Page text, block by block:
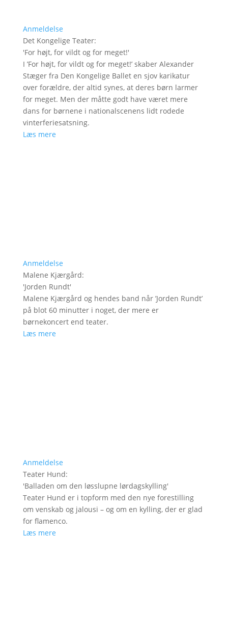
Anmeldelse
Det Kongelige Teater:
'For højt, for vildt og for meget!'
I ’For højt, for vildt og for meget!’ skaber Alexander
Stæger fra Den Kongelige Ballet en sjov karikatur
over forældre, der altid synes, at deres børn larmer
for meget. Men der måtte godt have været mere
dans for børnene i nationalscenens lidt rodede
vinterferiesatsning.
Læs mere
Anmeldelse
Malene Kjærgård:
'Jorden Rundt'
Malene Kjærgård og hendes band når ’Jorden Rundt’
på blot 60 minutter i noget, der mere er
børnekoncert end teater.
Læs mere
Anmeldelse
Teater Hund:
'Balladen om den løsslupne lørdagskylling'
Teater Hund er i topform med den nye forestilling
om venskab og jalousi – og om en kylling, der er glad
for flamenco.
Læs mere